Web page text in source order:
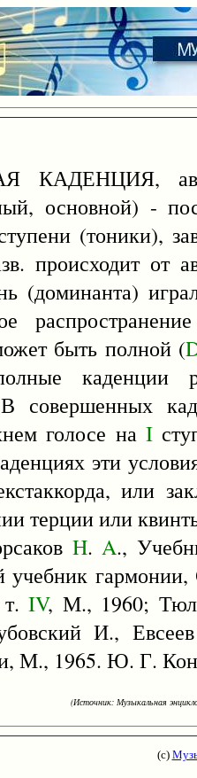
КАДЕНЦИЯ,
основной) -
(тоники),
происходит от
(доминанта)
быть полной (
каденции
совершенных
голосе на I
эти
или
терции или
H.A.,
учебник
IV, М., 1960;
И.,
М., 1965. Ю. Г.
(Источник: Музыкальная
(с)